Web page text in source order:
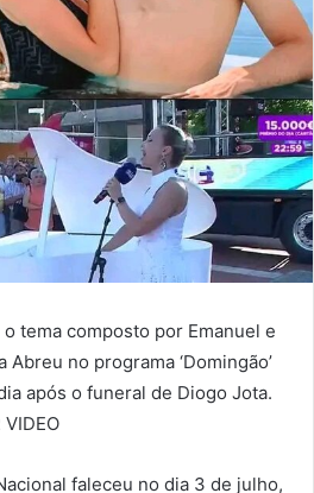
tema composto por Emanuel e
no programa ‘Domingão’
após o funeral de Diogo Jota.
VIDEO
faleceu no dia 3 de julho,